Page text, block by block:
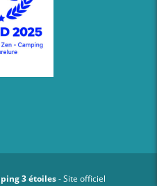
3 étoiles- Site officiel